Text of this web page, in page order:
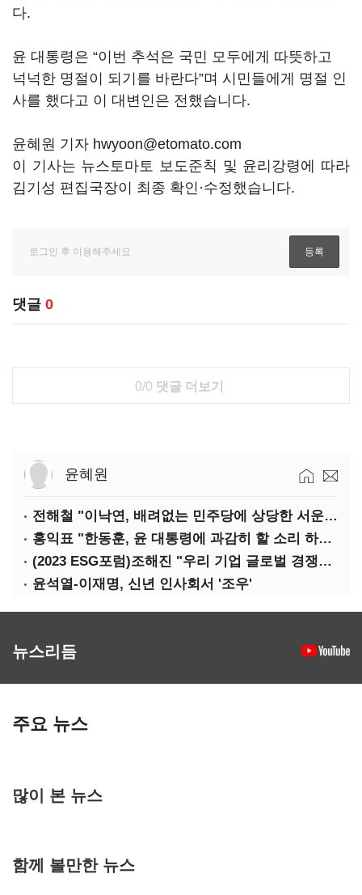
다.
윤 대통령은 “이번 추석은 국민 모두에게 따뜻하고
넉넉한 명절이 되기를 바란다”며 시민들에게 명절 인
사를 했다고 이 대변인은 전했습니다.
윤혜원 기자 hwyoon@etomato.com
이 기사는 뉴스토마토 보도준칙 및 윤리강령에 따라
김기성 편집국장이 최종 확인·수정했습니다.
댓글 0
0/0 댓글 더보기
윤혜원
전해철 "이낙연, 배려없는 민주당에 상당한 서운함"
홍익표 "한동훈, 윤 대통령에 과감히 할 소리 하라"
(2023 ESG포럼)조해진 "우리 기업 글로벌 경쟁력 위해 경영부담 최소화해야"
윤석열-이재명, 신년 인사회서 '조우'
뉴스리듬
주요 뉴스
많이 본 뉴스
함께 볼만한 뉴스